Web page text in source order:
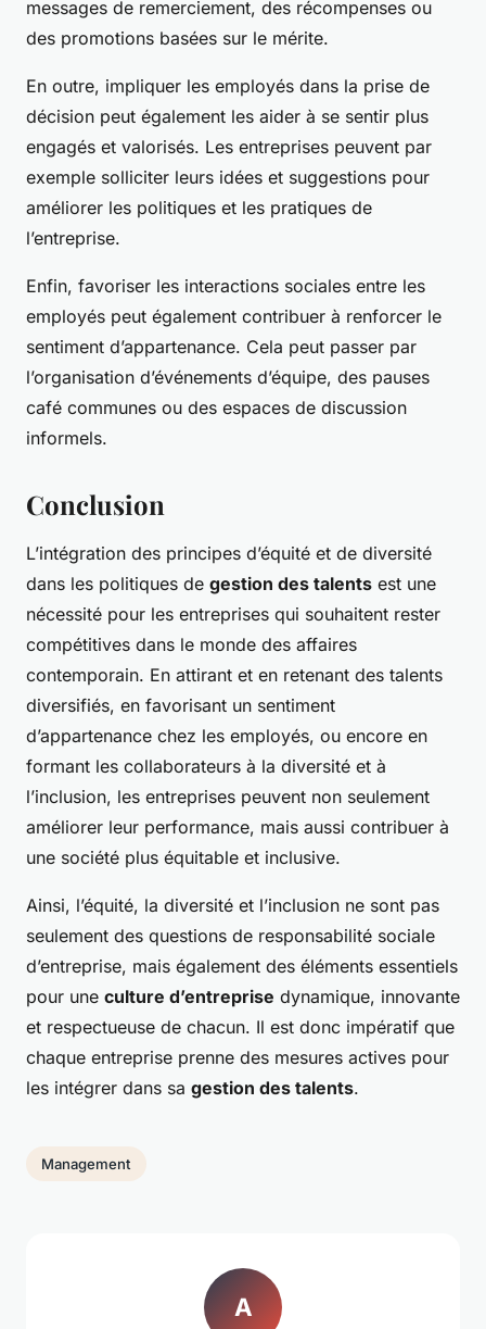
messages de remerciement, des récompenses ou
des promotions basées sur le mérite.
En outre, impliquer les employés dans la prise de
décision peut également les aider à se sentir plus
engagés et valorisés. Les entreprises peuvent par
exemple solliciter leurs idées et suggestions pour
améliorer les politiques et les pratiques de
l’entreprise.
Enfin, favoriser les interactions sociales entre les
employés peut également contribuer à renforcer le
sentiment d’appartenance. Cela peut passer par
l’organisation d’événements d’équipe, des pauses
café communes ou des espaces de discussion
informels.
Conclusion
L’intégration des principes d’équité et de diversité
dans les politiques de gestion des talents est une
nécessité pour les entreprises qui souhaitent rester
compétitives dans le monde des affaires
contemporain. En attirant et en retenant des talents
diversifiés, en favorisant un sentiment
d’appartenance chez les employés, ou encore en
formant les collaborateurs à la diversité et à
l’inclusion, les entreprises peuvent non seulement
améliorer leur performance, mais aussi contribuer à
une société plus équitable et inclusive.
Ainsi, l’équité, la diversité et l’inclusion ne sont pas
seulement des questions de responsabilité sociale
d’entreprise, mais également des éléments essentiels
pour une culture d’entreprise dynamique, innovante
et respectueuse de chacun. Il est donc impératif que
chaque entreprise prenne des mesures actives pour
les intégrer dans sa gestion des talents.
Management
A